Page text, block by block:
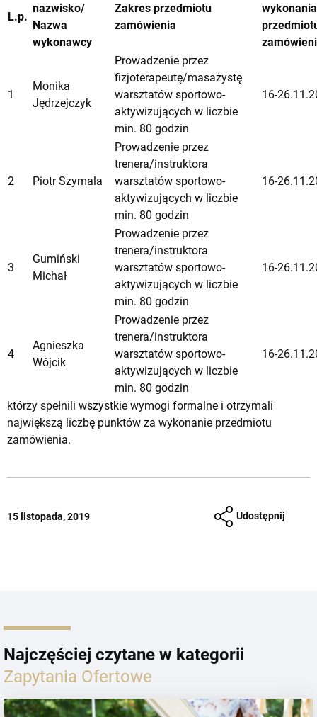
L.p.
nazwisko/
Nazwa
wykonawcy
Zakres przedmiotu
zamówienia
wykonania
1
Monika
Jędrzejczyk
Prowadzenie przez
fizjoterapeutę/masażystę
warsztatów sportowo-
aktywizujących w liczbie
min. 80 godzin
16-
2 Piotr Szymala
Prowadzenie przez
trenera/instruktora
warsztatów sportowo-
aktywizujących w liczbie
min. 80 godzin
16-
3
Gumiński
Michał
Prowadzenie przez
trenera/instruktora
warsztatów sportowo-
aktywizujących w liczbie
min. 80 godzin
16-
4
Agnieszka
Wójcik
Prowadzenie przez
trenera/instruktora
warsztatów sportowo-
aktywizujących w liczbie
min. 80 godzin
16-
którzy spełnili wszystkie wymogi formalne i otrzymali
największą liczbę punktów za wykonanie przedmiotu
zamówienia.
15 listopada, 2019 Udostępnij
Najczęściej czytane w kategorii
Zapytania Ofertowe